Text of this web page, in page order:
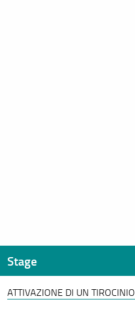
ATTIVAZIONE DI UN TIROCINIO
Stage
Stage e tirocini contatti